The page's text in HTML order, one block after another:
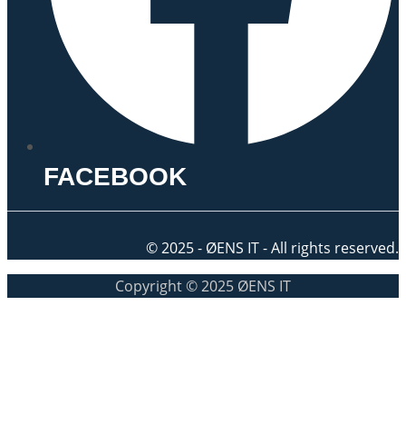
FACEBOOK
© 2025 - ØENS IT - All rights reserved.
Copyright © 2025 ØENS IT